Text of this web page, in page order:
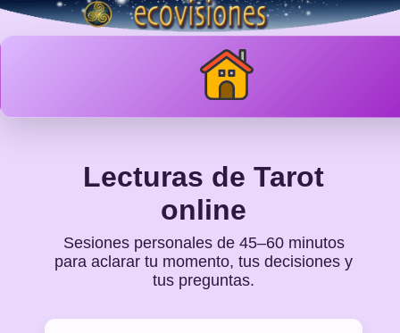
Lecturas de Tarot
online
Sesiones personales de 45–60 minutos
para aclarar tu momento, tus decisiones y
tus preguntas.